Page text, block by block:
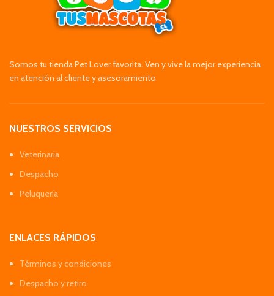
Somos tu tienda Pet Lover favorita. Ven y vive la mejor experiencia
en atención al cliente y asesoramiento
NUESTROS SERVICIOS
Veterinaria
Despacho
Peluquería
ENLACES RÁPIDOS
Términos y condiciones
Despacho y retiro